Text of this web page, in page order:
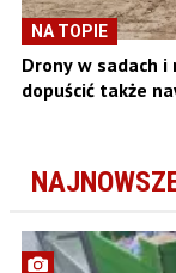
NA TOPIE
Drony w sadach
dopuścić także